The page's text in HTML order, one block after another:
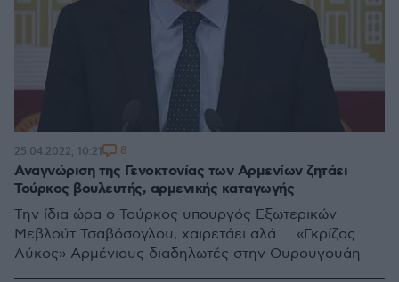
Αναγνώριση της Γενοκτονίας των Αρμενίων ζητάει
Τούρκος βουλευτής, αρμενικής καταγωγής
Την ίδια ώρα ο Τούρκος υπουργός Εξωτερικών
Μεβλούτ Τσαβόσογλου, χαιρετάει αλά … «Γκρίζος
Λύκος» Αρμένιους διαδηλωτές στην Ουρουγουάη
25.04.2022, 10:21 8